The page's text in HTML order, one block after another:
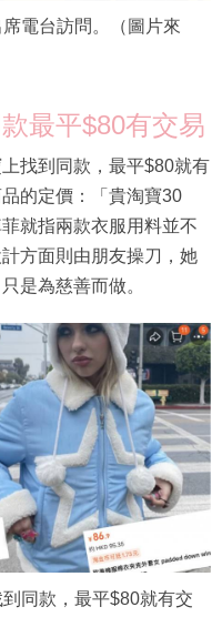
電台訪問。（圖片來
最平$80有交易
找到同款，最平$80就有
的定價：「貴淘寶30
就指兩款衣服用料並不
方面則由朋友操刀，她
是為慈善而做。
同款，最平$80就有交